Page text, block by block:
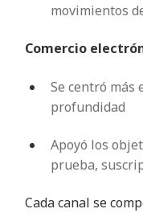
movimientos
Comercio
Se centró más
profundidad
Apoyó los
prueba,
Cada canal se